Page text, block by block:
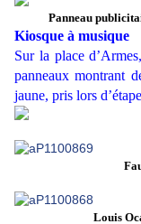
Panneau
Kiosque à musique
Sur la place
panneaux montrant
jaune, pris lors
Louis